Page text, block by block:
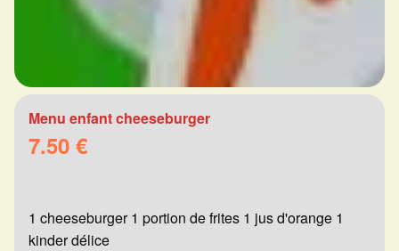
Menu enfant cheeseburger
7.50 €
1 cheeseburger 1 portion de frites 1 jus d'orange 1
kinder délice